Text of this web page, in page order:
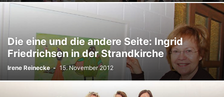
Die eine und die andere Seite: Ingrid
Friedrichsen in der Strandkirche
Irene Reinecke - 15. November 2012